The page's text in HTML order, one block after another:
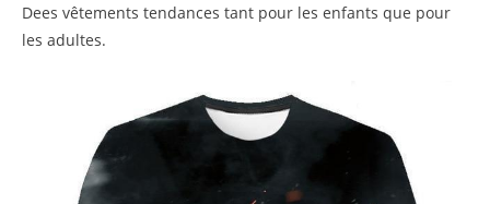
Dees vêtements tendances tant pour les enfants que pour
les adultes.